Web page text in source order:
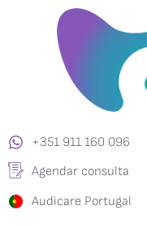
+351 911 160 096
Agendar consulta
Audicare Portugal